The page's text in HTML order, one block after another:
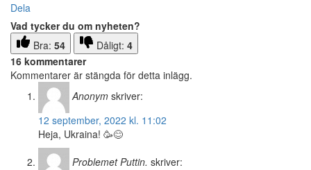
Dela
Vad tycker du om nyheten?
Bra: 54 Dåligt: 4
16 kommentarer
Kommentarer är stängda för detta inlägg.
Anonym skriver:
12 september, 2022 kl. 11:02
Heja, Ukraina! 🥳😊
Problemet Puttin. skriver: